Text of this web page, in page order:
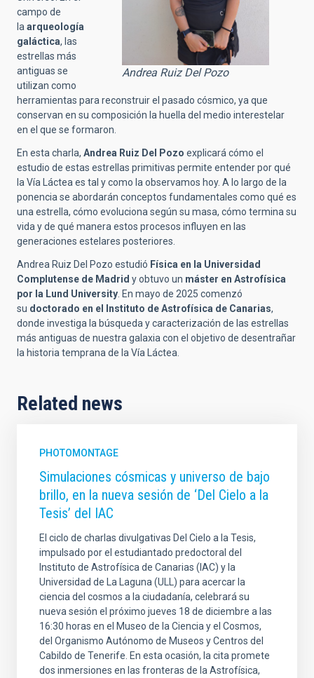
Andrea Ruiz Del Pozo
campo de
la arqueología
galáctica, las
estrellas más
antiguas se
utilizan como
herramientas para reconstruir el pasado cósmico, ya que
conservan en su composición la huella del medio interestelar
en el que se formaron.
En esta charla, Andrea Ruiz Del Pozo explicará cómo el
estudio de estas estrellas primitivas permite entender por qué
la Vía Láctea es tal y como la observamos hoy. A lo largo de la
ponencia se abordarán conceptos fundamentales como qué es
una estrella, cómo evoluciona según su masa, cómo termina su
vida y de qué manera estos procesos influyen en las
generaciones estelares posteriores.
Andrea Ruiz Del Pozo estudió Física en la Universidad
Complutense de Madrid y obtuvo un máster en Astrofísica
por la Lund University . En mayo de 2025 comenzó
su doctorado en el Instituto de Astrofísica de Canarias,
donde investiga la búsqueda y caracterización de las estrellas
más antiguas de nuestra galaxia con el objetivo de desentrañar
la historia temprana de la Vía Láctea.
Related news
PHOTOMONTAGE
Simulaciones cósmicas y universo de bajo
brillo, en la nueva sesión de ‘Del Cielo a la
Tesis’ del IAC
El ciclo de charlas divulgativas Del Cielo a la Tesis,
impulsado por el estudiantado predoctoral del
Instituto de Astrofísica de Canarias (IAC) y la
Universidad de La Laguna (ULL) para acercar la
ciencia del cosmos a la ciudadanía, celebrará su
nueva sesión el próximo jueves 18 de diciembre a las
16:30 horas en el Museo de la Ciencia y el Cosmos,
del Organismo Autónomo de Museos y Centros del
Cabildo de Tenerife. En esta ocasión, la cita promete
dos inmersiones en las fronteras de la Astrofísica,